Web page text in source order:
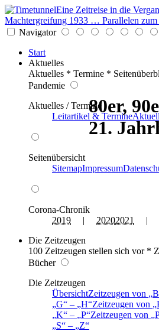
Eine Zeitreise in die
Machtergreifung 1933 … Parallelen zum
Navigator
Start
Aktuelles
Aktuelles * Termine *
Pandemie
Aktuelles / Termine
Leitartikel & Termine
Seitenübersicht
SitemapImpressum
Corona-Chronik
2019 | 20202021 |
Die Zeitzeugen
100 Zeitzeugen stellen sich vor *
Bücher
Die Zeitzeugen
ÜbersichtZeitzeugen von B
G
– H Zeitzeugen von
K
– P Zeitzeugen von
S
–
Z
80er,
21.